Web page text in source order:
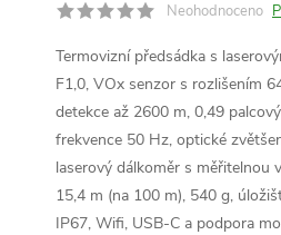
Neohodnoceno
Termovizní předsádka s
F1,0, VOx senzor s rozlišením
detekce až 2600 m, 0,49
frekvence 50 Hz, optické
laserový dálkoměr s měřitelnou
15,4 m (na 100 m), 540 g,
IP67, Wifi, USB-C a podpora